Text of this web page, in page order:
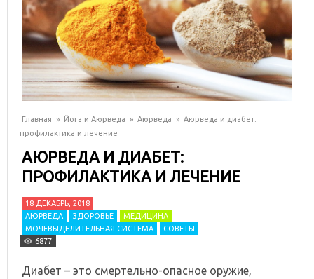
Главная » Йога и Аюрведа » Аюрведа » Аюрведа и диабет:
профилактика и лечение
АЮРВЕДА И ДИАБЕТ:
ПРОФИЛАКТИКА И ЛЕЧЕНИЕ
18 ДЕКАБРЬ, 2018
АЮРВЕДА
ЗДОРОВЬЕ
МЕДИЦИНА
МОЧЕВЫДЕЛИТЕЛЬНАЯ СИСТЕМА
СОВЕТЫ
6877
Диабет – это смертельно-опасное оружие,